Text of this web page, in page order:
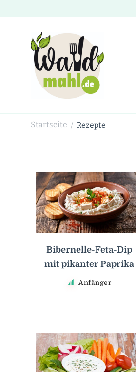
Startseite / Rezepte
Bibernelle-Feta-Dip
mit pikanter Paprika
Anfänger